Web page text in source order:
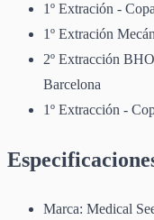
1º Extración -
1º Extración
2º Extracción
Barcelona
1º Extracción -
Marca: Medical